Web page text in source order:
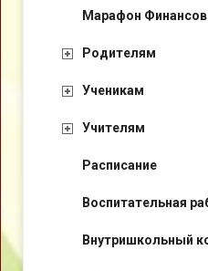
Марафон
Родителям
Ученикам
Учителям
Расписание
Воспитательная
Внутришкольный